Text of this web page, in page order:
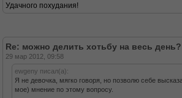
Удачного похудания!
Re: можно делить хотьбу на весь день?
29 мар 2012, 09:58
ewgeny писал(а):
Я не девочка, мягко говоря, но позволю себе
мое) мнение по этому вопросу.